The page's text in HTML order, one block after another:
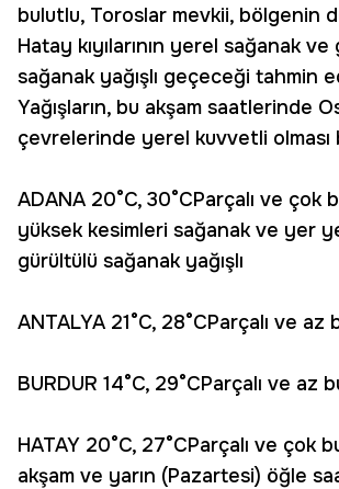
bulutlu, Toroslar mevkii, bölgenin
Hatay kıyılarının yerel sağanak
sağanak yağışlı geçeceği tahmin
Yağışların, bu akşam saatlerinde
çevrelerinde yerel kuvvetli olması
ADANA 20°C, 30°CParçalı ve çok
yüksek kesimleri sağanak ve yer
gürültülü sağanak yağışlı
ANTALYA 21°C, 28°CParçalı ve az
BURDUR 14°C, 29°CParçalı ve az
HATAY 20°C, 27°CParçalı ve çok
akşam ve yarın (Pazartesi) öğle